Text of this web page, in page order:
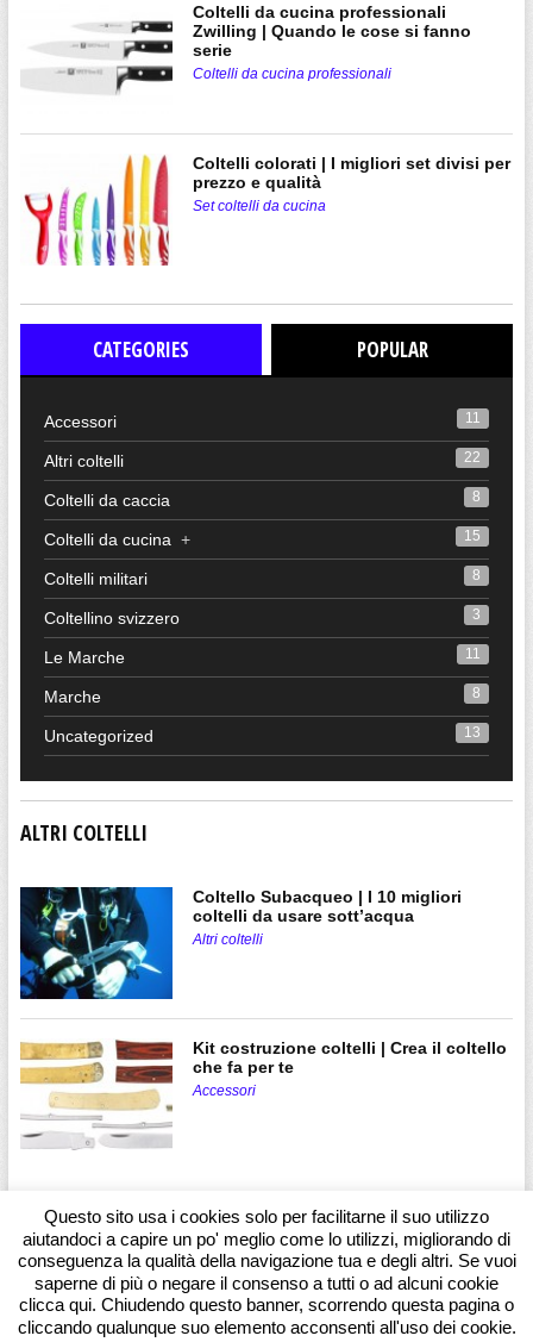
Coltelli da cucina professionali
Zwilling | Quando le cose si fanno
serie
Coltelli da cucina professionali
Coltelli colorati | I migliori set divisi per
prezzo e qualità
Set coltelli da cucina
CATEGORIES POPULAR
Accessori 11
Altri coltelli 22
Coltelli da caccia 8
Coltelli da cucina + 15
Coltelli militari 8
Coltellino svizzero 3
Le Marche 11
Marche 8
Uncategorized 13
ALTRI COLTELLI
Coltello Subacqueo | I 10 migliori
coltelli da usare sott’acqua
Altri coltelli
Kit costruzione coltelli | Crea il coltello
che fa per te
Accessori
Questo sito usa i cookies solo per facilitarne il suo utilizzo
aiutandoci a capire un po' meglio come lo utilizzi, migliorando di
conseguenza la qualità della navigazione tua e degli altri. Se vuoi
saperne di più o negare il consenso a tutti o ad alcuni cookie
clicca qui. Chiudendo questo banner, scorrendo questa pagina o
cliccando qualunque suo elemento acconsenti all'uso dei cookie.